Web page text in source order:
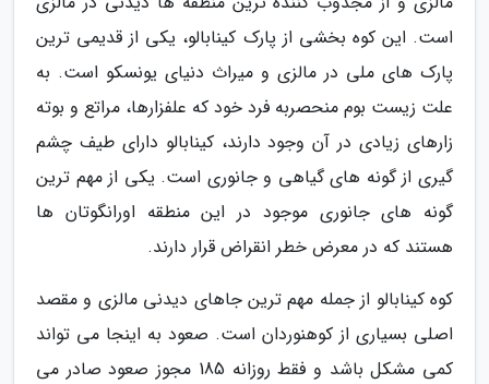
است. این کوه بخشی از پارک کینابالو، یکی از قدیمی ترین
پارک های ملی در مالزی و میراث دنیای یونسکو است. به
علت زیست بوم منحصربه فرد خود که علفزارها، مراتع و بوته
زارهای زیادی در آن وجود دارند، کینابالو دارای طیف چشم
گیری از گونه های گیاهی و جانوری است. یکی از مهم ترین
گونه های جانوری موجود در این منطقه اورانگوتان ها
هستند که در معرض خطر انقراض قرار دارند.
کوه کینابالو از جمله مهم ترین جاهای دیدنی مالزی و مقصد
اصلی بسیاری از کوهنوردان است. صعود به اینجا می تواند
کمی مشکل باشد و فقط روزانه 185 مجوز صعود صادر می